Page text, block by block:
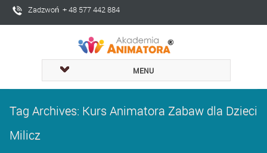
Zadzwoń + 48 577 442 884
MENU
Tag Archives: Kurs Animatora Zabaw dla Dzieci
Milicz